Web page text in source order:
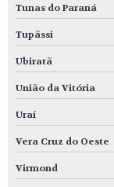
Tunas do Paraná
Tupãssi
Ubiratã
União da Vitória
Uraí
Vera Cruz do Oeste
Virmond